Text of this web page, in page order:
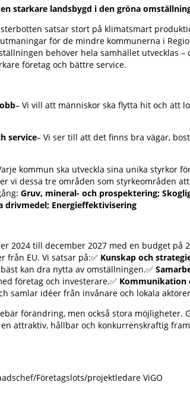
starkare landsbygd i den gröna
satsar stort på klimatsmart
för de mindre kommunerna i
behöver hela samhället utvecklas –
företag och bättre service.
– Vi vill att människor ska flytta hit och att
service– Vi ser till att det finns bra vägar,
kommun ska utveckla sina unika styrkor
vi dessa tre områden som styrkeområden
Gruv, mineral- och prospektering;
drivmedel; Energieffektivisering
2024 till december 2027 med en budget på
från EU. Vi satsar på:✅ Kunskap och
kan dra nytta av omställningen.✅
företag och investerare.✅ Kommunikation
samlar idéer från invånare och lokala
förändring, men också stora möjligheter.
attraktiv, hållbar och konkurrenskraftig
Företagslots/projektledare ViGO